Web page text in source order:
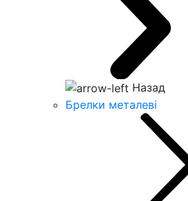
Назад
Брелки металеві